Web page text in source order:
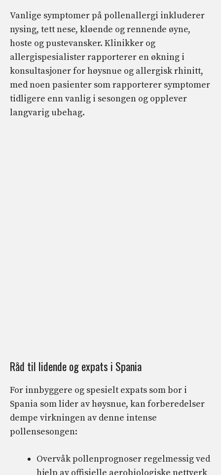
Vanlige symptomer på pollenallergi inkluderer
nysing, tett nese, kløende og rennende øyne,
hoste og pustevansker. Klinikker og
allergispesialister rapporterer en økning i
konsultasjoner for høysnue og allergisk rhinitt,
med noen pasienter som rapporterer symptomer
tidligere enn vanlig i sesongen og opplever
langvarig ubehag.
Råd til lidende og expats i Spania
For innbyggere og spesielt expats som bor i
Spania som lider av høysnue, kan forberedelser
dempe virkningen av denne intense
pollensesongen:
Overvåk pollenprognoser regelmessig ved
hjelp av offisielle aerobiologiske nettverk